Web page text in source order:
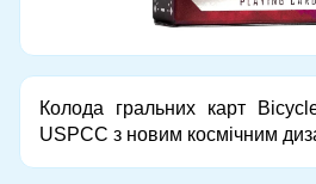
Колода гральних карт
USPCC з новим космічним